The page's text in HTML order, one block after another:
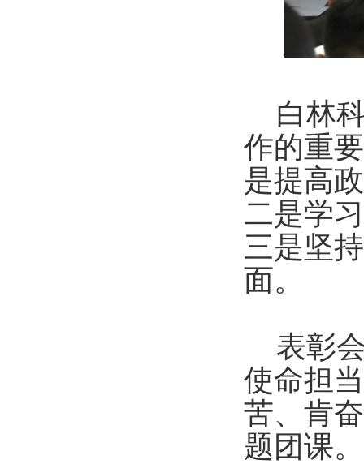
白林科
作的重
是提高
二是学
三是坚
面。
表彰会
使命担
苦、肯
题团课。